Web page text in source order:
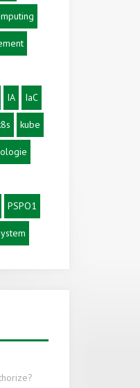
IA IaC
kube
PSPO1